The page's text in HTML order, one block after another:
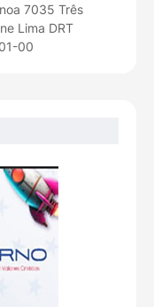
7035 Três
Lima DRT
00